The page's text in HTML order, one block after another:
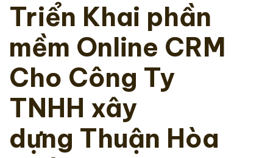
Triển Khai phần
mềm Online CRM
Cho Công Ty
TNHH xây
dựng Thuận Hòa